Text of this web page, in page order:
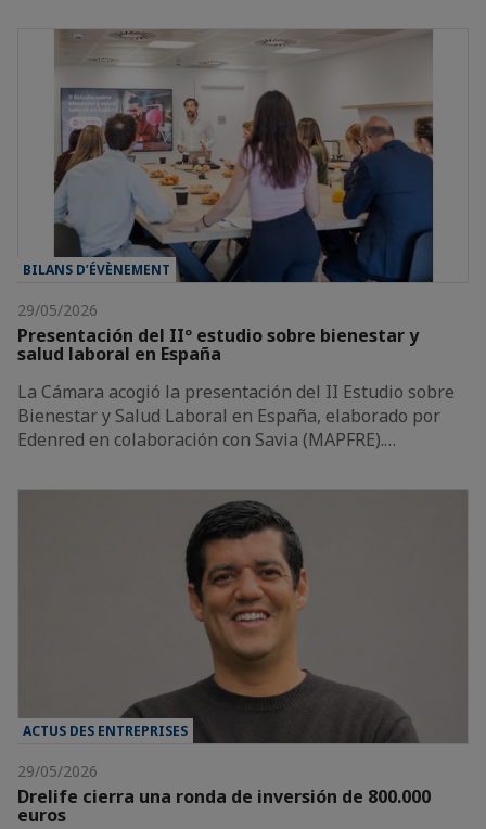
BILANS D’ÉVÈNEMENT
29/05/2026
Presentación del IIº estudio sobre bienestar y
salud laboral en España
La Cámara acogió la presentación del II Estudio sobre
Bienestar y Salud Laboral en España, elaborado por
Edenred en colaboración con Savia (MAPFRE).…
ACTUS DES ENTREPRISES
29/05/2026
Drelife cierra una ronda de inversión de 800.000
euros